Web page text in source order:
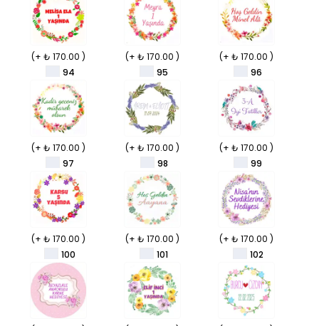
(+ ₺ 170.00 )
94
(+ ₺ 170.00 )
95
(+ ₺ 170.00 )
96
(+ ₺ 170.00 )
97
(+ ₺ 170.00 )
98
(+ ₺ 170.00 )
99
(+ ₺ 170.00 )
100
(+ ₺ 170.00 )
101
(+ ₺ 170.00 )
102